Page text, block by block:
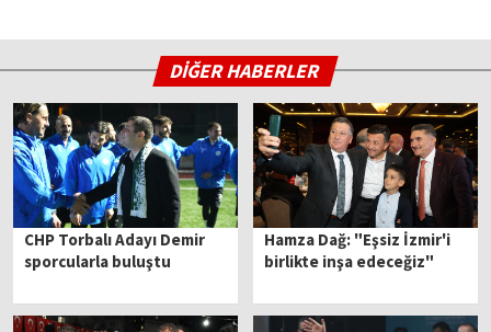
DİĞER HABERLER
CHP Torbalı Adayı Demir
sporcularla buluştu
Hamza Dağ: "Eşsiz İzmir'i
birlikte inşa edeceğiz"